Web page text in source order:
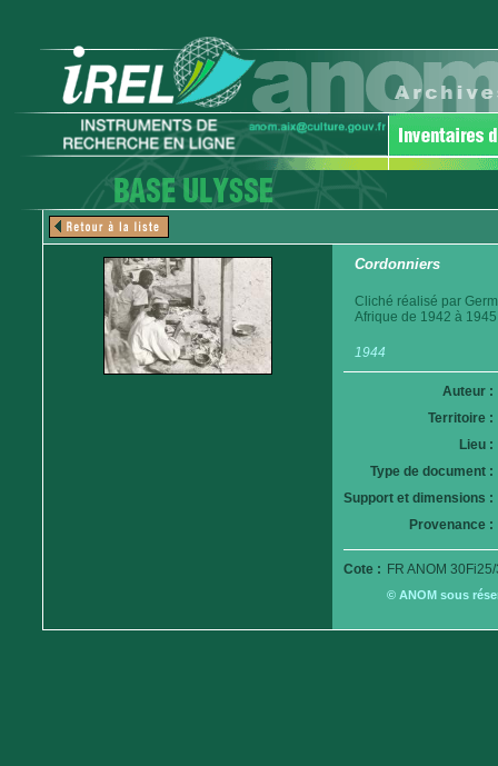
Cordonniers
Cliché réalisé par
Afrique de 1942 à
1944
Auteur :
Territoire :
Lieu :
Type de document :
Support et dimensions :
Provenance :
Cote : FR ANOM
© ANOM sous